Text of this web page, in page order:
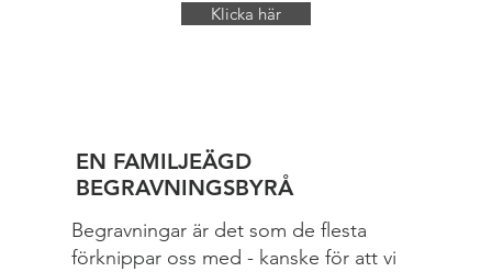
Klicka här
EN FAMILJEÄGD
BEGRAVNINGSBYRÅ
Begravningar är det som de flesta
förknippar oss med - kanske för att vi